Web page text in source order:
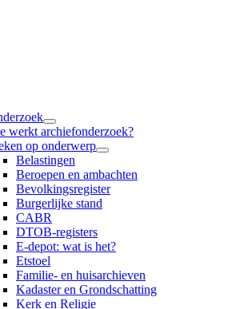
werkt archiefonderzoek?
op onderwerp
Belastingen
Beroepen en ambachten
Bevolkingsregister
Burgerlijke stand
CABR
DTOB-registers
E-depot: wat is het?
Etstoel
Familie- en huisarchieven
Kadaster en Grondschatting
Kerk en Religie